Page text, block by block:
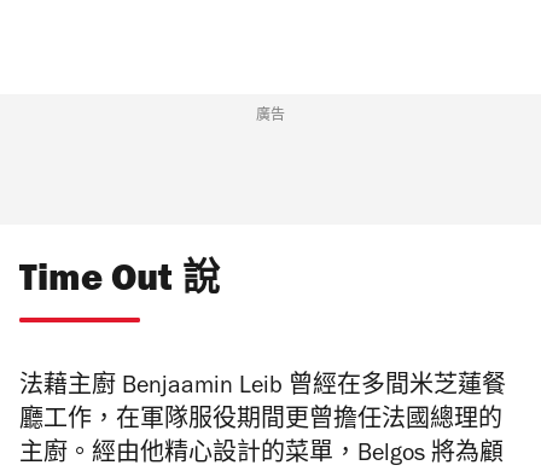
廣告
Time Out 說
法藉主廚 Benjaamin Leib 曾經在多間米芝蓮餐
廳工作，在軍隊服役期間更曾擔任法國總理的
主廚。經由他精心設計的菜單， Belgos 將為顧